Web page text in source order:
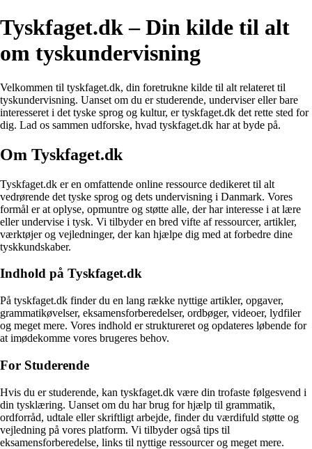
Tyskfaget.dk – Din kilde til alt
om tyskundervisning
Velkommen til tyskfaget.dk, din foretrukne kilde til alt relateret til
tyskundervisning. Uanset om du er studerende, underviser eller bare
interesseret i det tyske sprog og kultur, er tyskfaget.dk det rette sted for
dig. Lad os sammen udforske, hvad tyskfaget.dk har at byde på.
Om Tyskfaget.dk
Tyskfaget.dk er en omfattende online ressource dedikeret til alt
vedrørende det tyske sprog og dets undervisning i Danmark. Vores
formål er at oplyse, opmuntre og støtte alle, der har interesse i at lære
eller undervise i tysk. Vi tilbyder en bred vifte af ressourcer, artikler,
værktøjer og vejledninger, der kan hjælpe dig med at forbedre dine
tyskkundskaber.
Indhold på Tyskfaget.dk
På tyskfaget.dk finder du en lang række nyttige artikler, opgaver,
grammatikøvelser, eksamensforberedelser, ordbøger, videoer, lydfiler
og meget mere. Vores indhold er struktureret og opdateres løbende for
at imødekomme vores brugeres behov.
For Studerende
Hvis du er studerende, kan tyskfaget.dk være din trofaste følgesvend i
din tysklæring. Uanset om du har brug for hjælp til grammatik,
ordforråd, udtale eller skriftligt arbejde, finder du værdifuld støtte og
vejledning på vores platform. Vi tilbyder også tips til
eksamensforberedelse, links til nyttige ressourcer og meget mere.